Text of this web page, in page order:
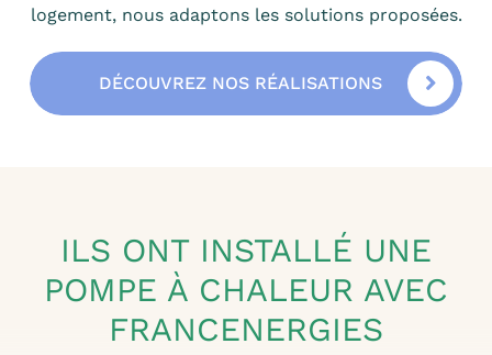
logement, nous adaptons les solutions proposées.
DÉCOUVREZ NOS RÉALISATIONS
ILS ONT INSTALLÉ UNE
POMPE À CHALEUR AVEC
FRANCENERGIES